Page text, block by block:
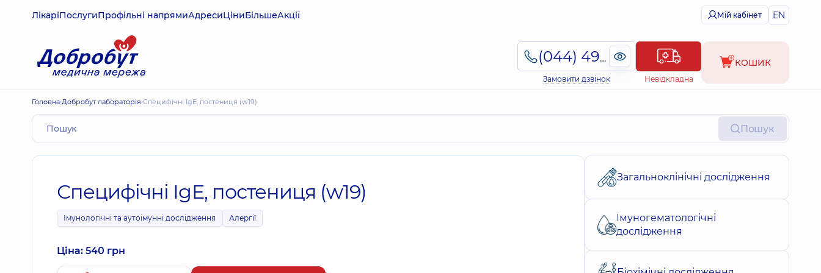
ЛікаріПослугиПрофільні напрямиАдресиЦіниБільшеАкції Мій кабінет EN
(044) 495-2-888
Замовити дзвінок Невідкладна
КОШИК
Головна Добробут лабораторія Специфічні IgE, постениця (w19)
Пошук
Специфічні IgE, постениця (w19)
Імунологічні та аутоімунні дослідження Алергії
Ціна: 540 грн
Загальноклінічні дослідження
Імуногематологічні
дослідження